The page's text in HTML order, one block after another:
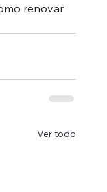
renovar
Ver todo